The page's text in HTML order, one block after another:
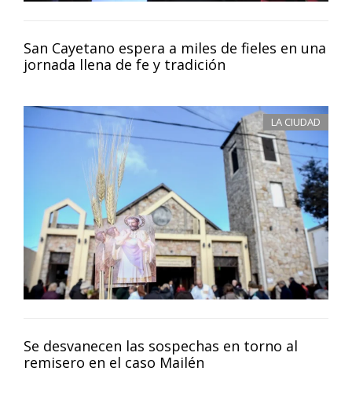
San Cayetano espera a miles de fieles en una
jornada llena de fe y tradición
LA CIUDAD
Se desvanecen las sospechas en torno al
remisero en el caso Mailén